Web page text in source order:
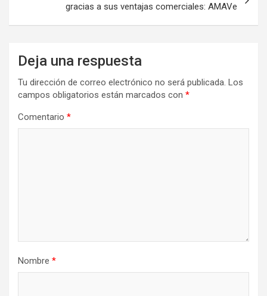
gracias a sus ventajas comerciales: AMAVe
Deja una respuesta
Tu dirección de correo electrónico no será publicada. Los
campos obligatorios están marcados con *
Comentario *
Nombre *